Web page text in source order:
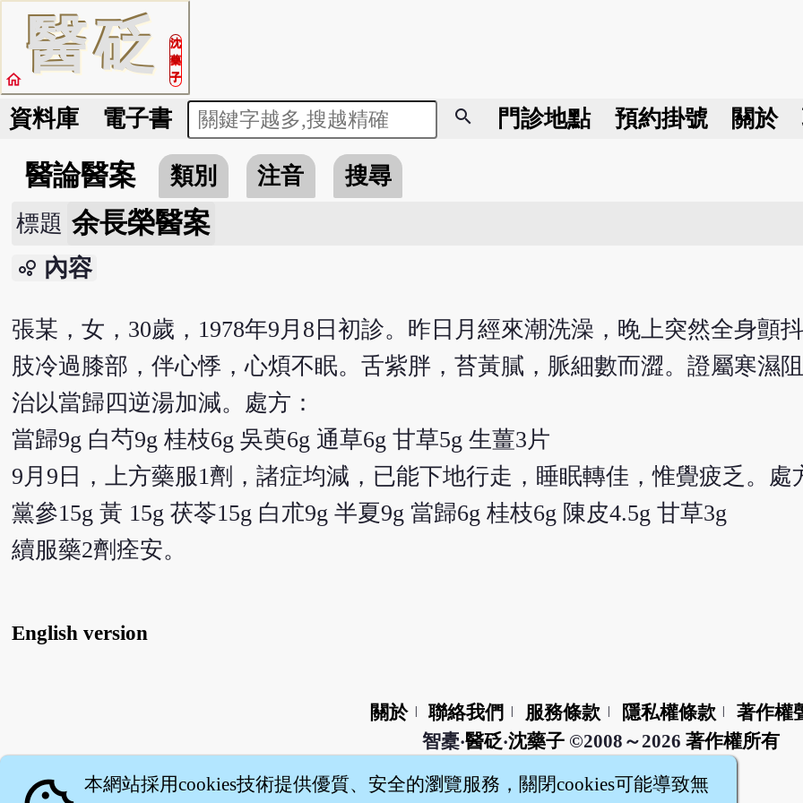
醫砭
沈
藥
子
home
資料庫 電子書 search 門診地點 預約掛號 關於
醫論醫案 類別 注音
搜尋
標題 余長榮醫案
bubble_chart 內容
張某，女，30歲，1978年9月8日初診。昨日月經來潮洗澡，晚上突然全身顫
肢冷過膝部，伴心悸，心煩不眠。舌紫胖，苔黃膩，脈細數而澀。證屬寒濕
治以當歸四逆湯加減。處方：
當歸9g 白芍9g 桂枝6g 吳萸6g 通草6g 甘草5g 生薑3片
9月9日，上方藥服1劑，諸症均減，已能下地行走，睡眠轉佳，惟覺疲乏。處
黨參15g 黃 15g 茯苓15g 白朮9g 半夏9g 當歸6g 桂枝6g 陳皮4.5g 甘草3g
續服藥2劑痊安。
English version
關於 | 聯絡我們 | 服務條款 | 隱私權條款 |
著作權
智橐‧醫砭‧沈藥子©2008～2026 著作權所有
本網站採用cookies技術提供優質、安全的瀏覽服務，關閉cookies可能導致無